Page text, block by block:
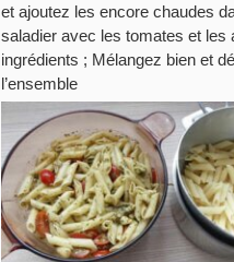
et ajoutez les encore chaudes
saladier avec les tomates et les
ingrédients ; Mélangez bien et
l’ensemble